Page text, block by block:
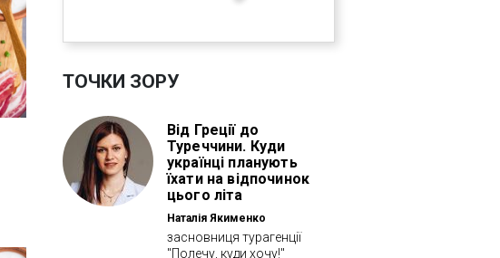
ТОЧКИ ЗОРУ
Від Греції до
Туреччини. Куди
українці планують
їхати на відпочинок
цього літа
Наталія Якименко
засновниця турагенції
"Полечу, куди хочу!"